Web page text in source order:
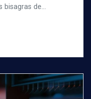
bisagras de